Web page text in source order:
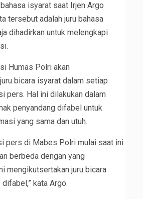
isyarat saat Irjen Argo
tersebut adalah juru bahasa
dihadirkan untuk melengkapi
Humas Polri akan
bicara isyarat dalam setiap
pers. Hal ini dilakukan dalam
penyandang difabel untuk
yang sama dan utuh.
pers di Mabes Polri mulai saat ini
berbeda dengan yang
mengikutsertakan juru bicara
kata Argo.